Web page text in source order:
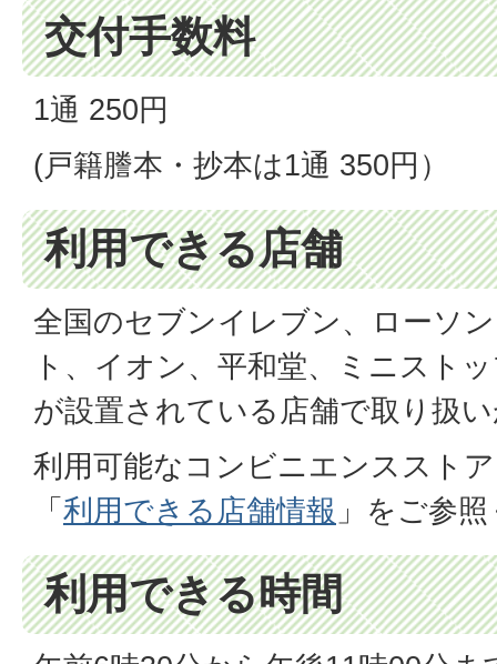
交付手数料
1通 250円
(戸籍謄本・抄本は1通 350円）
利用できる店舗
全国のセブンイレブン、ローソ
ト、イオン、平和堂、ミニスト
が設置されている店舗で取り扱
利用可能なコンビニエンススト
「 利用できる店舗情報 」をご参
利用できる時間